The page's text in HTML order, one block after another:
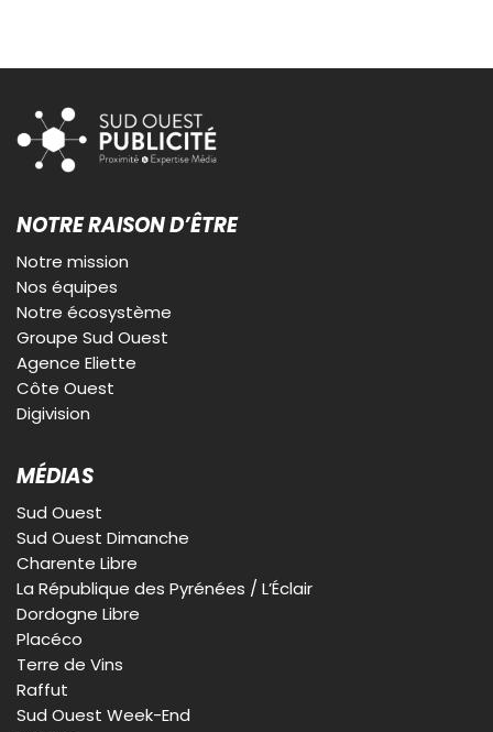
NOTRE RAISON D’ÊTRE
Notre mission
Nos équipes
Notre écosystème
Groupe Sud Ouest
Agence Eliette
Côte Ouest
Digivision
MÉDIAS
Sud Ouest
Sud Ouest Dimanche
Charente Libre
La République des Pyrénées / L’Éclair
Dordogne Libre
Placéco
Terre de Vins
Raffut
Sud Ouest Week-End